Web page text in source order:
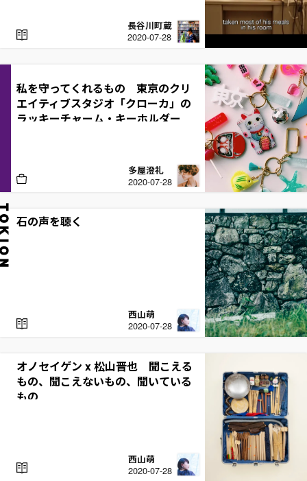
長谷川町蔵
2020-07-28
R
E
私を守ってくれるもの 東京のクリ
エイティブスタジオ「クローカ」の
ラッキーチャーム・キーホルダー
多屋澄礼
2020-07-28
石の声を聴く
西山萌
2020-07-28
R
E
オノセイゲン x 松山晋也 聞こえる
もの、聞こえないもの、聞いている
もの
西山萌
2020-07-28
R
E